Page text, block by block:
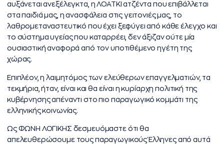
αυξάνεται ανεξέλεγκτα, η ΛΟΑΤΚΙ ατζέντα που επιβάλλεται
στα παιδιά μας, η ανασφάλεια στις γειτονιές μας, το
λαθρομεταναστευτικό που έχει ξεφύγει από κάθε έλεγχο και
το σύστημα υγείας που καταρρέει, δεν άξιζαν ούτε μία
ουσιαστική αναφορά από τον υποτιθέμενο ηγέτη της
χώρας.
Επιπλέον, η λαιμητόμος των ελεύθερων επαγγελματιών, τα
τεκμήρια, ήταν, είναι και θα είναι η κυρίαρχη πολιτική της
κυβέρνησης απέναντι στο πιο παραγωγικό κομμάτι της
ελληνικής κοινωνίας.
Ως ΦΩΝΗ ΛΟΓΙΚΗΣ δεσμευόμαστε ότι θα
απελευθερώσουμε τους παραγωγικούς Έλληνες από αυτά